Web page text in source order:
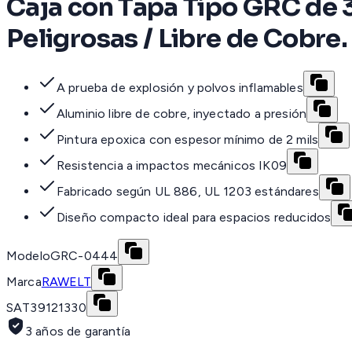
Caja con Tapa Tipo GRC
Peligrosas / Libre de Cobre.
A prueba de explosión y polvos inflamables
Aluminio libre de cobre, inyectado a presión
Pintura epoxica con espesor mínimo de 2 mils
Resistencia a impactos mecánicos IK09
Fabricado según UL 886, UL 1203 estándares
Diseño compacto ideal para espacios reducidos
ModeloGRC-0444
MarcaRAWELT
SAT39121330
3 años de garantía